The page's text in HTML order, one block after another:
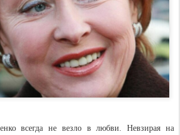
всегда не везло в любви. Невзирая на